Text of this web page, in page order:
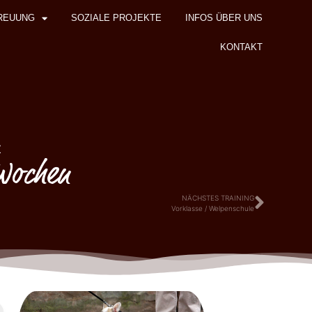
SOZIALE PROJEKTE INFOS ÜBER UNS
KONTAKT
NÄCHSTES TRAINING
Vorklasse / Welpenschule